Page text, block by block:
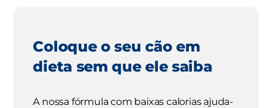
Coloque o seu cão em
dieta sem que ele saiba
A nossa fórmula com baixas calorias ajuda-